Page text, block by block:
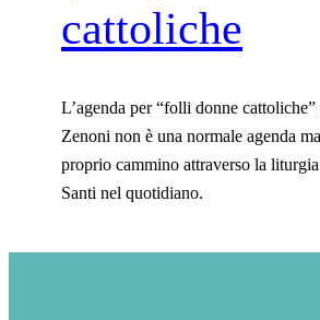
cattoliche
L’agenda per “folli donne
Zenoni non è una normale agenda
proprio cammino attraverso la liturgia
Santi nel quotidiano.